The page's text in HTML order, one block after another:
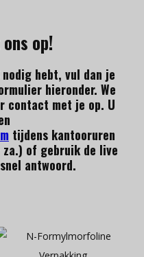
op!
nodig hebt, vul dan je
hieronder. We
contact met je op. U
tijdens kantooruren
of gebruik de live
antwoord.